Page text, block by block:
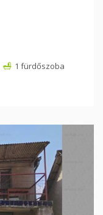
1 fürdőszoba